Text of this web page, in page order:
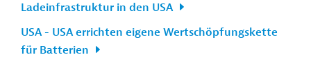
Ladeinfrastruktur in den USA
USA - USA errichten eigene Wertschöpfungskette
für Batterien